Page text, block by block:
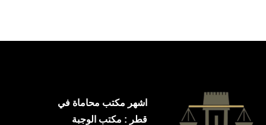
اشهر مكتب محاماة في
قطر : مكتب الوجبة